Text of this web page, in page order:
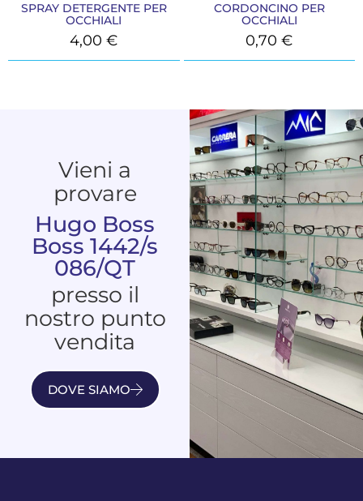
SPRAY DETERGENTE PER
OCCHIALI
4,00€
CORDONCINO PER
OCCHIALI
0,70€
Vieni a
provare
Hugo Boss
Boss 1442/s
086/QT
presso il
nostro punto
vendita
DOVE SIAMO